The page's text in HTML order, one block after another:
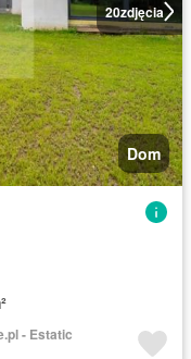
20zdjęcia
Dom
- Estatic